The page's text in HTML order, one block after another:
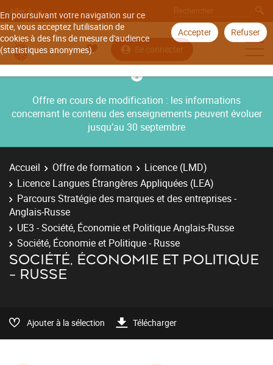
En poursuivant votre navigation sur ce
site, vous acceptez l'utilisation de
cookies à des fins de mesure d'audience
(statistiques anonymes).
Accepter Refuser
Aller à
Se connecter
Offre en cours de modification : les informations
concernant le contenu des enseignements peuvent évoluer
jusqu’au 30 septembre
Accueil Offre de formation
Licence (LMD)
Licence Langues Étrangères Appliquées (LEA)
Parcours Stratégie des marques et des entreprises -
Anglais-Russe
UE3 - Société, Économie et Politique Anglais-Russe
Société, Économie et Politique - Russe
SOCIÉTÉ, ÉCONOMIE ET POLITIQUE
- RUSSE
Ajouter à la sélection Télécharger